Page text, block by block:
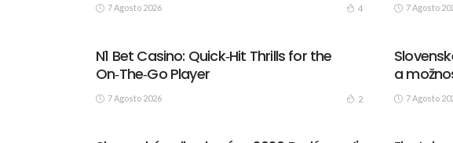
7 Agosto 2026 4 7 Agosto
N1 Bet Casino: Quick‑Hit Thrills for the
On‑The‑Go Player
7 Agosto 2026 2
a
7 Agosto